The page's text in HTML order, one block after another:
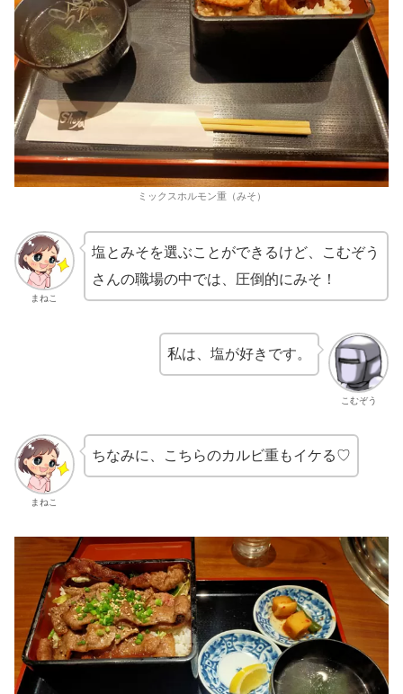
ミックスホルモン重（みそ）
まねこ
塩とみそを選ぶことができるけど、こむぞう
さんの職場の中では、圧倒的にみそ！
こむぞう
私は、塩が好きです。
まねこ
ちなみに、こちらのカルビ重もイケる♡